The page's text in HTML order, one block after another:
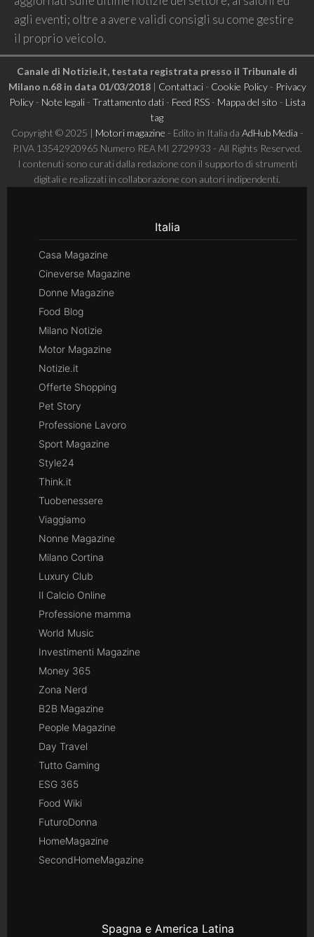
agli eventi; oltre a avere validi consigli su come gestire
il proprio veicolo.
Canale di Notizie.it, testata registrata presso il Tribunale di
Milano n.68 in data 01/03/2018| Contattaci- Cookie Policy- Privacy
Policy- Note legali- Trattamento dati- Feed RSS- Mappa del sito - Lista
tag
Copyright © 2025 | Motori magazine - Edito in Italia da AdHub Media -
P.IVA 13542920965 Numero REA MI 2729933 - All Rights Reserved.
I contenuti sono curati dalla redazione con il supporto di strumenti
digitali e realizzati in collaborazione con autori indipendenti.
Italia
Casa Magazine
Cineverse Magazine
Donne Magazine
Food Blog
Milano Notizie
Motor Magazine
Notizie.it
Offerte Shopping
Pet Story
Professione Lavoro
Sport Magazine
Style24
Think.it
Tuobenessere
Viaggiamo
Nonne Magazine
Milano Cortina
Luxury Club
Il Calcio Online
Professione mamma
World Music
Investimenti Magazine
Money 365
Zona Nerd
B2B Magazine
People Magazine
Day Travel
Tutto Gaming
ESG 365
Food Wiki
FuturoDonna
HomeMagazine
SecondHomeMagazine
Spagna e America Latina